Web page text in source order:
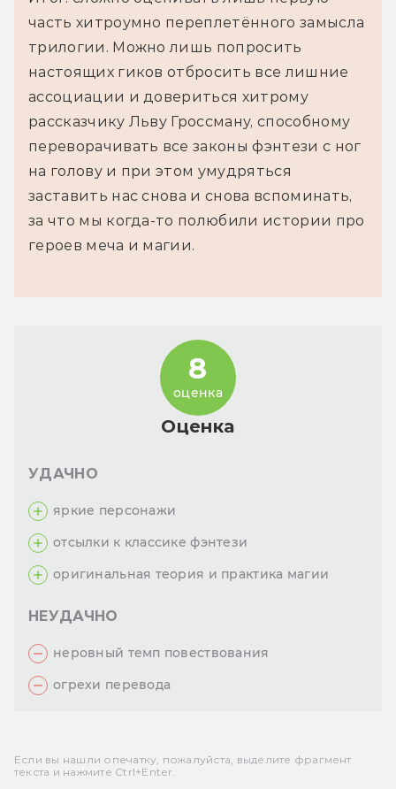
часть хитроумно переплетённого замысла
трилогии. Можно лишь попросить
настоящих гиков отбросить все лишние
ассоциации и довериться хитрому
рассказчику Льву Гроссману, способному
переворачивать все законы фэнтези с ног
на голову и при этом умудряться
заставить нас снова и снова вспоминать,
за что мы когда-то полюбили истории про
героев меча и магии.
Оценка
8
оценка
УДАЧНО
яркие персонажи
отсылки к классике фэнтези
оригинальная теория и практика магии
НЕУДАЧНО
неровный темп повествования
огрехи перевода
Если вы нашли опечатку, пожалуйста, выделите фрагмент
текста и нажмите Ctrl+Enter.